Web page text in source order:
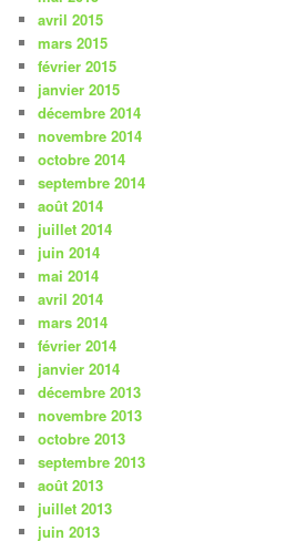
avril 2015
mars 2015
février 2015
janvier 2015
décembre 2014
novembre 2014
octobre 2014
septembre 2014
août 2014
juillet 2014
juin 2014
mai 2014
avril 2014
mars 2014
février 2014
janvier 2014
décembre 2013
novembre 2013
octobre 2013
septembre 2013
août 2013
juillet 2013
juin 2013